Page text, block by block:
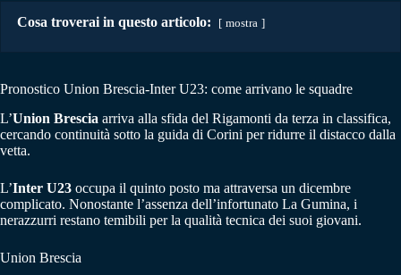
Cosa troverai in questo articolo: mostra
Pronostico Union Brescia-Inter U23: come arrivano le squadre
L’Union Brescia arriva alla sfida del Rigamonti da terza in classifica,
cercando continuità sotto la guida di Corini per ridurre il distacco dalla
vetta.
L’Inter U23 occupa il quinto posto ma attraversa un dicembre
complicato. Nonostante l’assenza dell’infortunato La Gumina, i
nerazzurri restano temibili per la qualità tecnica dei suoi giovani.
Union Brescia